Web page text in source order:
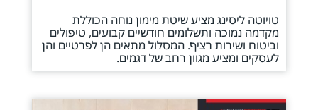
טויוטה ליסינג מציע שיטת מימון נוחה הכוללת
מקדמה נמוכה ותשלומים חודשיים קבועים, טיפולים
וביטוח ושירות רציף. המסלול מתאים הן לפרטיים והן
לעסקים ומציע מגוון רחב של דגמים.